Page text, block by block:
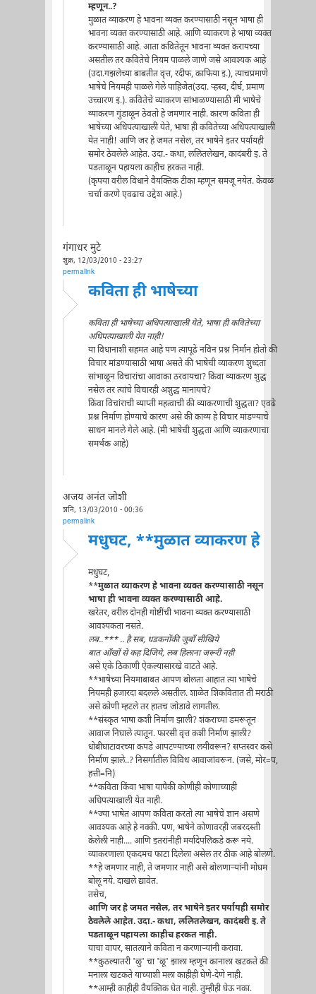
म्हणून..?
मुळात व्याकरण हे भावना व्यक्त करण्यासाठी नसून भाषा ही
भावना व्यक्त करण्यासाठी आहे. आणि व्याकरण हे भाषा व्यक्त
करण्यासाठी आहे. आता कवितेतून भावना व्यक्त करायच्या
असतील तर कवितेचे नियम पाळले जाणे जसे आवश्यक आहे
(उदा.गझलेच्या बाबतीत वृत्त, रदीफ, काफिया इ.), त्याचप्रमाणे
भाषेचे नियमही पाळले गेले पाहिजेत(उदा. र्‍हस्व, दीर्घ, प्रमाण
उच्चारण इ.). कवितेचे व्याकरण सांभाळण्यासाठी मी भाषेचे
व्याकरण गुंडाळून ठेवतो हे जमणार नाही. कारण कविता ही
भाषेच्या अधिपत्याखाली येते, भाषा ही कवितेच्या अधिपत्याखाली
येत नाही! आणि जर हे जमत नसेल, तर भाषेने इतर पर्यायही
समोर ठेवलेले आहेत. उदा.- कथा, ललितलेखन, कादंबरी इ. ते
पडताळून पहायला काहीच हरकत नाही.
(कृपया वरील विधाने वैयक्तिक टीका म्हणून समजू नयेत. केवळ
चर्चा करणे एवढाच उद्देश आहे.)
गंगाधर मुटे
शुक्र, 12/03/2010 - 23:27
permalink
कविता ही भाषेच्या
कविता ही भाषेच्या अधिपत्याखाली येते, भाषा ही कवितेच्या
अधिपत्याखाली येत नाही!
या विधानाशी सहमत आहे पण त्यापूढे नविन प्रश्न निर्मान होतो की
विचार मांडण्यासाठी भाषा असते की भाषेची व्याकरण शुध्दता
सांभाळून विचारांचा आवाका ठरवायचा? किंवा व्याकरण शुद्ध
नसेल तर त्यांचे विचारही अशुद्ध मानायचे?
किंवा विचांराची व्याप्ती महत्वाची की व्याकरणाची शुद्धता? एवढे
प्रश्न निर्माण होण्याचे कारण असे की काव्य हे विचार मांडण्याचे
साधन मानले गेले आहे. (मी भाषेची शुद्धता आणि व्याकरणाचा
समर्थक आहे)
अजय अनंत जोशी
शनि, 13/03/2010 - 00:36
permalink
मधुघट, **मुळात व्याकरण हे
मधुघट,
**मुळात व्याकरण हे भावना व्यक्त करण्यासाठी नसून
भाषा ही भावना व्यक्त करण्यासाठी आहे.
खरेतर, वरील दोनही गोष्टींची भावना व्यक्त करण्यासाठी
आवश्यकता नसते.
लब..*** .. है सब, धडकनोंकी जुबाँ सीखिये
बात आँखों से कह दिजिये, लब हिलाना जरूरी नही
असे एके ठिकाणी ऐकल्यासारखे वाटते आहे.
**भाषेच्या नियमाबाबत आपण बोलता आहात त्या भाषेचे
नियमही हजारदा बदलले असतील. शाळेत शिकवितात ती मराठी
असे कोणी म्हटले तर हातच जोडावे लागतील.
**संस्कृत भाषा कशी निर्माण झाली? शंकराच्या डमरूतून
आवाज निघाले त्यातून. फारसी वृत्त कशी निर्माण झाली?
धोबीघाटावरच्या कपडे आपटण्याच्या लयीवरून? सप्तस्वर कसे
निर्माण झाले..? निसर्गातील विविध आवाजांवरून. (जसे, मोर=प,
हत्ती=नि)
**कविता किंवा भाषा यापैकी कोणीही कोणाच्याही
अधिपत्याखाली येत नाही.
**ज्या भाषेत आपण कविता करतो त्या भाषेचे ज्ञान असणे
आवश्यक आहे हे नक्की. पण, भाषेने कोणावरही जबरदस्ती
केलेली नाही.... आणि इतरांनीही मर्यादेपलिकडे करू नये.
व्याकरणाला एकदमच फाटा दिलेला असेल तर ठीक आहे बोलणे.
**हे जमणार नाही, ते जमणार नाही असे बोलणार्‍यांनी मोघम
बोलू नये. दाखले द्यावेत.
तसेच,
आणि जर हे जमत नसेल, तर भाषेने इतर पर्यायही समोर
ठेवलेले आहेत. उदा.- कथा, ललितलेखन, कादंबरी इ. ते
पडताळून पहायला काहीच हरकत नाही.
याचा वापर, सातत्याने कविता न करणार्‍यांनी करावा.
**कुठल्यातरी 'ळु' चा 'ळू' झाला म्हणून कानाला खटकते की
मनाला खटकते याच्याशी मला काहीही घेणे-देणे नाही.
**आम्ही काहीही वैयक्तिक घेत नाही. तुम्हीही घेऊ नका.